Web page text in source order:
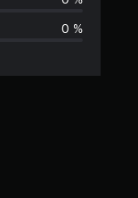
a
v
0 %